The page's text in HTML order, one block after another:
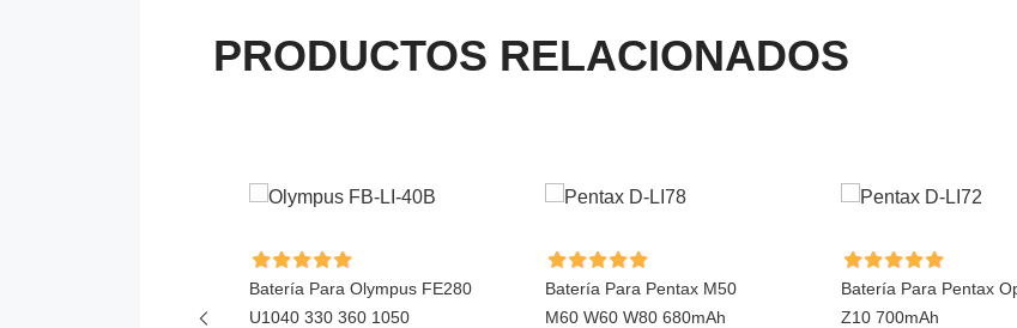
PRODUCTOS RELACIONADOS
Batería Para Olympus FE280
U1040 330 360 1050
Batería Para Pentax M50
M60 W60 W80 680mAh
Batería Para Pentax
Z10 700mAh